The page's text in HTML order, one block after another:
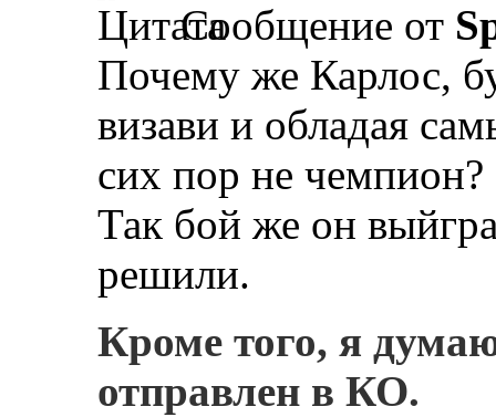
Сообщение от
Почему же Карлос,
визави и обладая
сих пор не чемпион?
Так бой же он
решили.
Кроме того, я
отправлен в КО.